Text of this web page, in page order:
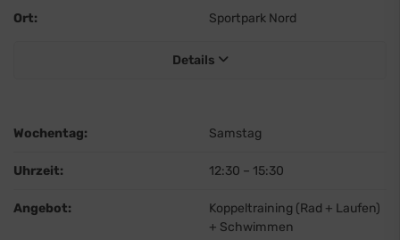
Ort: Sportpark Nord
Details
Wochentag: Samstag
Uhrzeit: 12:30 – 15:30
Angebot:
Koppeltraining (Rad + Laufen)
+ Schwimmen